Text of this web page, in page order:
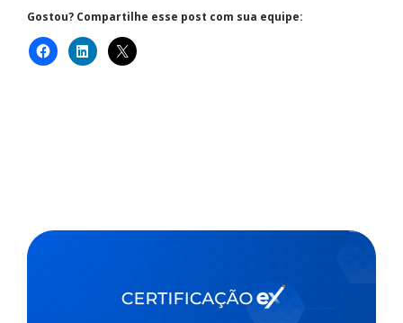
Gostou? Compartilhe esse post com sua equipe: